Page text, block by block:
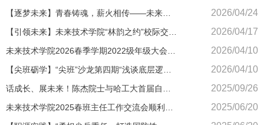
来技术学院开展五四红色实践活动
【逐梦未来】青春铸魂，薪火相传——未来技
术学院青年志愿者在侵华日军第七三一部队罪
2026/04/24
【引领未来】未来技术学院“林韵之约”校际交流
劳动实践活动纪实
2026/04/17
未来技术学院2026春季学期2022级年级大会纪
实
2026/04/10
【尖班砺学】“尖班”沙龙第四期“浅谈底层逻辑
突破对国家重大战略的支撑”成功举办
2026/04/10
话成长、展未来！陈杰院士与哈工大首届自主
智能系统班学子“面对面”
2025/09/26
未来技术学院2025春班主任工作交流会顺利召
开
2025/06/20